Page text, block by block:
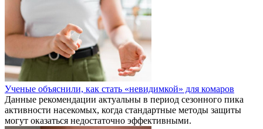
Ученые объяснили, как стать «невидимкой» для комаров
Данные рекомендации актуальны в период сезонного пика
активности насекомых, когда стандартные методы защиты
могут оказаться недостаточно эффективными.